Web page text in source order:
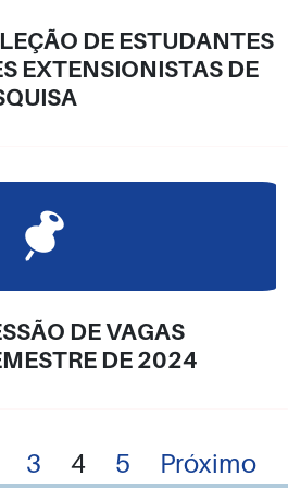
DE ESTUDANTES
EXTENSIONISTAS DE
DE VAGAS
DE 2024
3 4 5 Próximo